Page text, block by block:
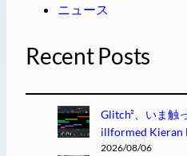
ニュース
Recent Posts
Glitch²、いま触
illformed Kieran
2026/08/06